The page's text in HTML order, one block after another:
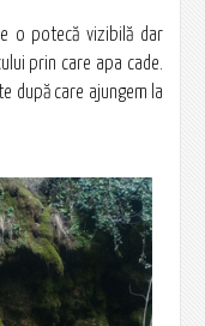
o potecă vizibilă dar
prin care apa cade.
după care ajungem la